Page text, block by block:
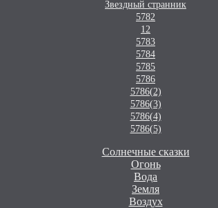
Звездный странник
5782
12
5783
5784
5785
5786
5786(2)
5786(3)
5786(4)
5786(5)
Солнечные сказки
Огонь
Вода
Земля
Воздух